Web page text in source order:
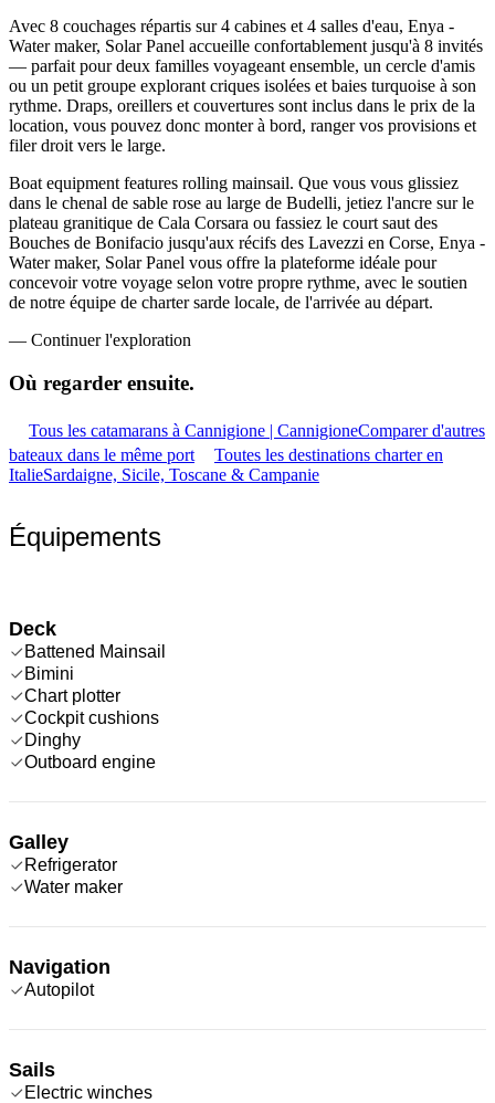
Avec 8 couchages répartis sur 4 cabines et 4 salles d'eau, Enya -
Water maker, Solar Panel accueille confortablement jusqu'à 8 invités
— parfait pour deux familles voyageant ensemble, un cercle d'amis
ou un petit groupe explorant criques isolées et baies turquoise à son
rythme. Draps, oreillers et couvertures sont inclus dans le prix de la
location, vous pouvez donc monter à bord, ranger vos provisions et
filer droit vers le large.
Boat equipment features rolling mainsail. Que vous vous glissiez
dans le chenal de sable rose au large de Budelli, jetiez l'ancre sur le
plateau granitique de Cala Corsara ou fassiez le court saut des
Bouches de Bonifacio jusqu'aux récifs des Lavezzi en Corse, Enya -
Water maker, Solar Panel vous offre la plateforme idéale pour
concevoir votre voyage selon votre propre rythme, avec le soutien
de notre équipe de charter sarde locale, de l'arrivée au départ.
— Continuer l'exploration
Où regarder ensuite.
Tous les catamarans à Cannigione | CannigioneComparer d'autres
bateaux dans le même port
Toutes les destinations charter en
ItalieSardaigne, Sicile, Toscane & Campanie
Équipements
Deck
Battened Mainsail
Bimini
Chart plotter
Cockpit cushions
Dinghy
Outboard engine
Galley
Refrigerator
Water maker
Navigation
Autopilot
Sails
Electric winches